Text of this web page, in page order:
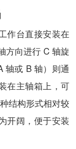
作台直接安装在
方向进行 C 轴旋
轴或 B 轴）则通
在主轴箱上，可
结构形式相对较
开阔，便于安装